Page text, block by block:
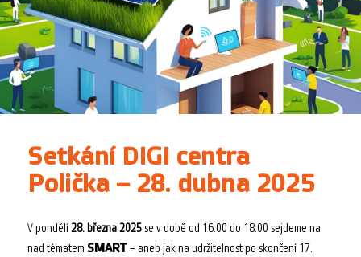
Setkání DIGI centra
Polička – 28. dubna 2025
V pondělí 28. března 2025se v době od 16:00 do 18:00 sejdeme na
nad tématemSMART– aneb jak na udržitelnost po skončení 17.